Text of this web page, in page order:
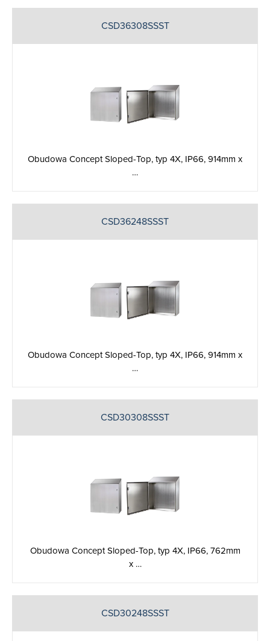
CSD36308SSST
Obudowa Concept Sloped-Top, typ 4X, IP66, 914mm x
…
CSD36248SSST
Obudowa Concept Sloped-Top, typ 4X, IP66, 914mm x
…
CSD30308SSST
Obudowa Concept Sloped-Top, typ 4X, IP66, 762mm
x …
CSD30248SSST